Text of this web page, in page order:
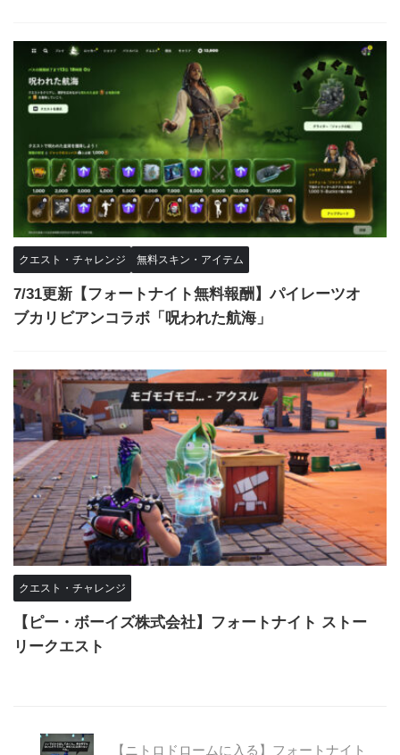
クエスト・チャレンジ 無料スキン・アイテム
7/31更新【フォートナイト無料報酬】パイレーツオ
ブカリビアンコラボ「呪われた航海」
クエスト・チャレンジ
【ピー・ボーイズ株式会社】フォートナイト ストー
リークエスト
【ニトロドロームに入る】フォートナイト